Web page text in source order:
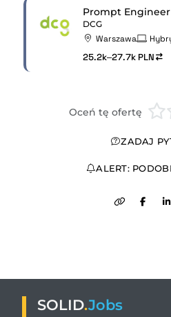
DCG
Warszawa
25.2k–27.7k PLN
Oceń tę ofertę
ZADAJ
ALERT:
SOLID.Jobs